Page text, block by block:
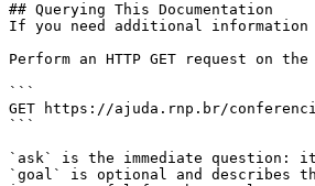
## Querying This Documentation
If you need additional
Perform an HTTP GET request on
```
GET https://ajuda.rnp.br/
```
`ask` is the immediate question:
`goal` is optional and describes